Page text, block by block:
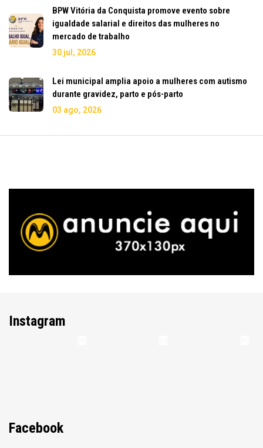
BPW Vitória da Conquista promove evento sobre
igualdade salarial e direitos das mulheres no
mercado de trabalho
30 jul, 2026
Lei municipal amplia apoio a mulheres com autismo
durante gravidez, parto e pós-parto
03 ago, 2026
Instagram
Facebook